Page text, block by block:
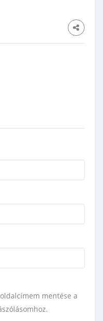
mentése a